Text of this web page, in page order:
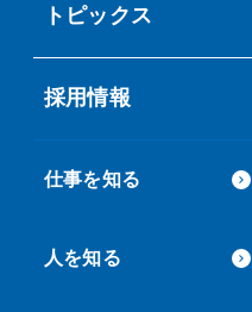
トピックス
採用情報
仕事を知る
人を知る